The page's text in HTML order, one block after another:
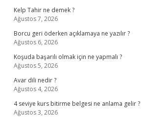
Kelp Tahir ne demek ?
Ağustos 7, 2026
Borcu geri öderken açıklamaya ne yazılır ?
Ağustos 6, 2026
Koşuda başarılı olmak için ne yapmalı ?
Ağustos 5, 2026
Avar dili nedir ?
Ağustos 4, 2026
4 seviye kurs bitirme belgesi ne anlama gelir ?
Ağustos 3, 2026